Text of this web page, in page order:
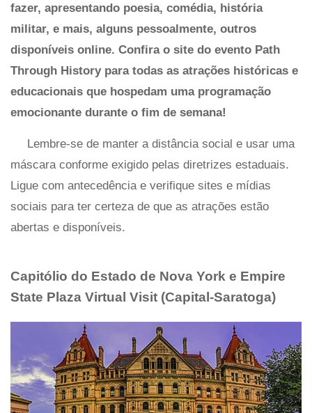
fazer, apresentando poesia, comédia, história
militar, e mais, alguns pessoalmente, outros
disponíveis online. Confira o site do evento Path
Through History para todas as atrações históricas e
educacionais que hospedam uma programação
emocionante durante o fim de semana!
Lembre-se de manter a distância social e usar uma
máscara conforme exigido pelas diretrizes estaduais.
Ligue com antecedência e verifique sites e mídias
sociais para ter certeza de que as atrações estão
abertas e disponíveis.
Capitólio do Estado de Nova York e Empire
State Plaza Virtual Visit (Capital-Saratoga)